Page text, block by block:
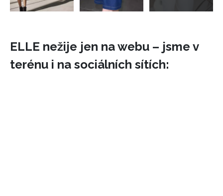
ELLE nežije jen na webu – jsme v
terénu i na sociálních sítích: